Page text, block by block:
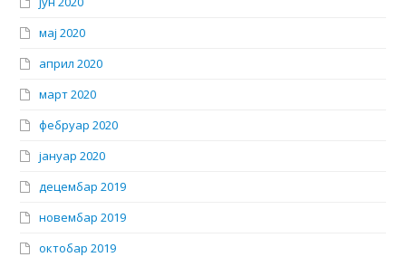
мај 2020
април 2020
март 2020
фебруар 2020
јануар 2020
децембар 2019
новембар 2019
октобар 2019